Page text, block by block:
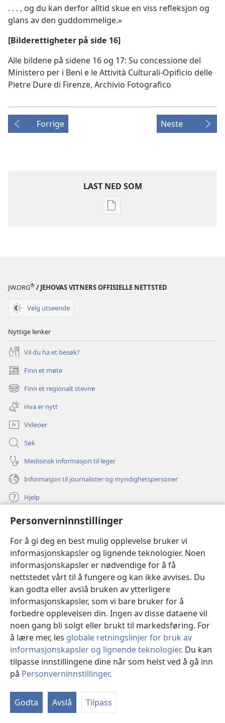
Personverninnstillinger
For å gi deg en best mulig opplevelse bruker vi
informasjonskapsler og lignende teknologier. Noen
informasjonskapsler er nødvendige for å få
nettstedet vårt til å fungere og kan ikke avvises. Du
kan godta eller avslå bruken av ytterligere
informasjonskapsler, som vi bare bruker for å
forbedre opplevelsen din. Ingen av disse dataene vil
noen gang bli solgt eller brukt til markedsføring. For
å lære mer, les globale retningslinjer for bruk av
informasjonskapsler og lignende teknologier. Du kan
tilpasse innstillingene dine når som helst ved å gå inn
på Personverninnstillinger.
Godta Avslå Tilpass
. . . , og du kan derfor alltid skue en viss refleksjon og
glans av den guddommelige.»
[Bilderettigheter på side 16]
Alle bildene på sidene 16 og 17: Su concessione del
Ministero per i Beni e le Attività Culturali-Opificio delle
Pietre Dure di Firenze, Archivio Fotografico
Forrige Neste
LAST NED SOM
Nedlastingsalternativer
JW.ORG® / JEHOVAS VITNERS OFFISIELLE NETTSTED
Velg utseende
Nyttige lenker
Vil du ha et besøk?
Finn et møte
(åpner
nytt
vindu)
Finn et regionalt stevne
(åpner
nytt
vindu)
Hva er nytt
Videoer
Søk
Medisinsk informasjon til leger
Informasjon til journalister og myndighetspersoner
Hjelp
Bidrag
(åpner
nytt
vindu)Watchtower ONLINE LIBRARY™
(åpner
nytt
vindu) JW Hub ®
(åpner
nytt
vindu)JW Library ®
Watchtower Library
Copyright
© 2026 Watch Tower Bible and Tract Society of Pennsylvania.
VILKÅR FOR BRUK| PERSONVERN